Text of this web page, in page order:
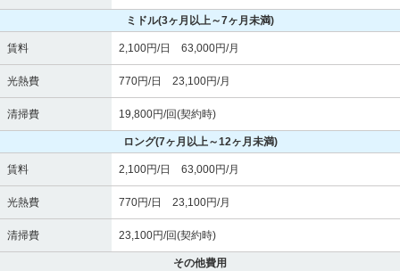
ミドル(3ヶ月以上～7ヶ月未満)
賃料 2,100円/日 63,000円/月
光熱費 770円/日 23,100円/月
清掃費 19,800円/回(契約時)
ロング(7ヶ月以上～12ヶ月未満)
賃料 2,100円/日 63,000円/月
光熱費 770円/日 23,100円/月
清掃費 23,100円/回(契約時)
その他費用